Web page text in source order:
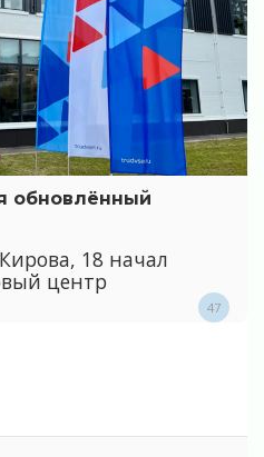
обновлённый
18 начал
центр
47